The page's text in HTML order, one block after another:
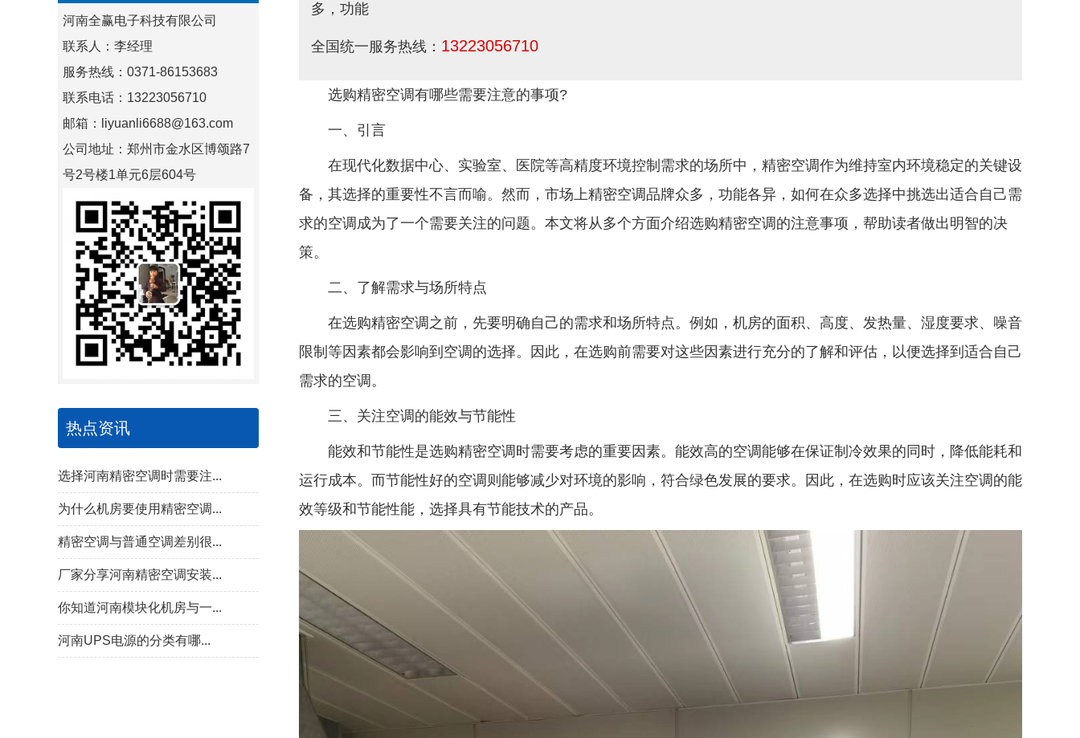
河南全赢电子科技有限公司
联系人：李经理
服务热线：0371-86153683
联系电话：13223056710
邮箱：liyuanli6688@163.com
公司地址：郑州市金水区博颂路7
号2号楼1单元6层604号
热点资讯
选择河南精密空调时需要注...
为什么机房要使用精密空调...
精密空调与普通空调差别很...
厂家分享河南精密空调安装...
你知道河南模块化机房与一...
河南UPS电源的分类有哪...
多，功能
全国统一服务热线： 13223056710
选购精密空调有哪些需要注意的事项?
一、引言
在现代化数据中心、实验室、医院等高精度环境控制需求的场所中，精密空调作为维持室内环境稳定的关键设
备，其选择的重要性不言而喻。然而，市场上精密空调品牌众多，功能各异，如何在众多选择中挑选出适合自己需
求的空调成为了一个需要关注的问题。本文将从多个方面介绍选购精密空调的注意事项，帮助读者做出明智的决
策。
二、了解需求与场所特点
在选购精密空调之前，先要明确自己的需求和场所特点。例如，机房的面积、高度、发热量、湿度要求、噪音
限制等因素都会影响到空调的选择。因此，在选购前需要对这些因素进行充分的了解和评估，以便选择到适合自己
需求的空调。
三、关注空调的能效与节能性
能效和节能性是选购精密空调时需要考虑的重要因素。能效高的空调能够在保证制冷效果的同时，降低能耗和
运行成本。而节能性好的空调则能够减少对环境的影响，符合绿色发展的要求。因此，在选购时应该关注空调的能
效等级和节能性能，选择具有节能技术的产品。